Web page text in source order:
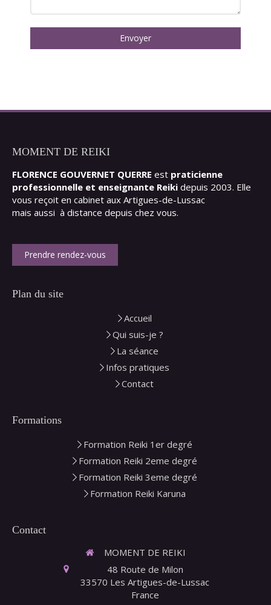
Envoyer
MOMENT DE REIKI
FLORENCE GOUVERNET QUERRE est praticienne
professionnelle et enseignante Reiki depuis 2003. Elle
vous reçoit en cabinet aux Artigues-de-Lussac
mais aussi à distance depuis chez vous.
Prendre rendez-vous
Plan du site
Accueil
Qui suis-je ?
La séance
Infos pratiques
Contact
Formations
Formation Reiki 1er degré
Formation Reiki 2eme degré
Formation Reiki 3eme degré
Formation Reiki Karuna
Contact
MOMENT DE REIKI
48 Route de Milon
33570 Les Artigues-de-Lussac
France